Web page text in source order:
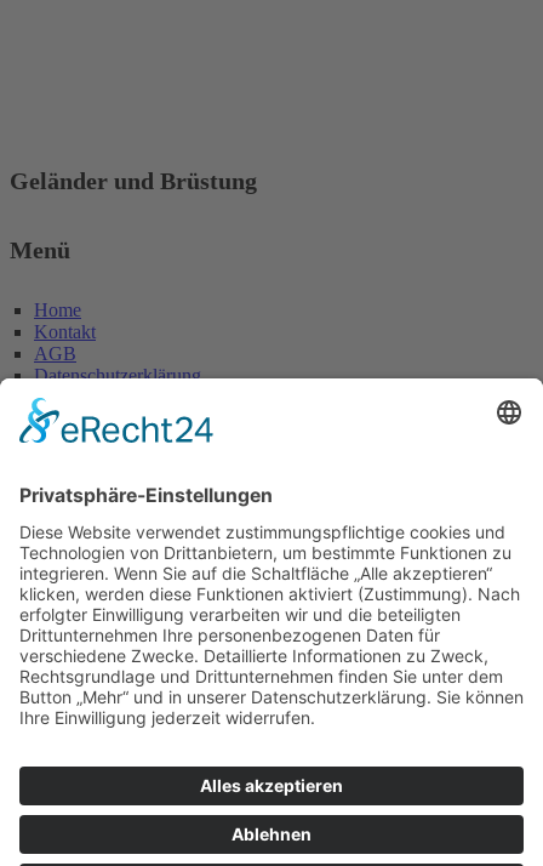
Geländer und Brüstung
Menü
Home
Kontakt
AGB
Datenschutzerklärung
Impressum
Max-Holder-Straße 13
60437 Frankfurt/M.
Tel.: 069 / 50 28 58
Fax: 069 / 50 21 90
E-Mail: info@glaserei-becker.de
Bürozeiten
Montag bis Donnerstag:
14:00 – 16:00 Uhr
Freitag: 07:00 – 13:00 Uhr